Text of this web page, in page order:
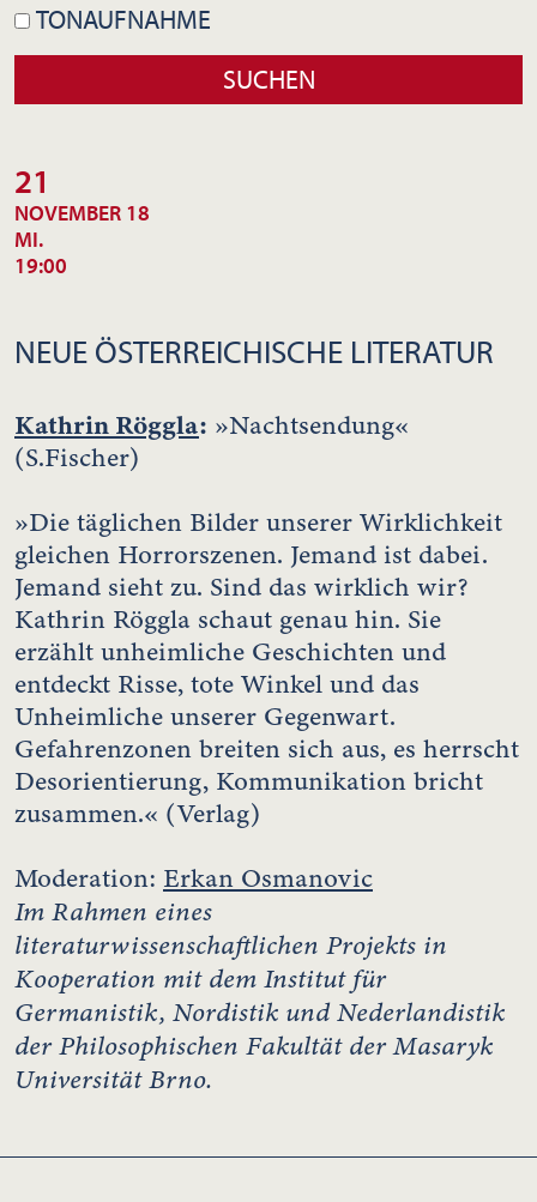
TONAUFNAHME
21
NOVEMBER 18
MI.
19:00
NEUE ÖSTERREICHISCHE LITERATUR
Kathrin Röggla: »Nachtsendung«
(S.Fischer)
»Die täglichen Bilder unserer Wirklichkeit
gleichen Horrorszenen. Jemand ist dabei.
Jemand sieht zu. Sind das wirklich wir?
Kathrin Röggla schaut genau hin. Sie
erzählt unheimliche Geschichten und
entdeckt Risse, tote Winkel und das
Unheimliche unserer Gegenwart.
Gefahrenzonen breiten sich aus, es herrscht
Desorientierung, Kommunikation bricht
zusammen.« (Verlag)
Moderation: Erkan Osmanovic
Im Rahmen eines
literaturwissenschaftlichen Projekts in
Kooperation mit dem Institut für
Germanistik, Nordistik und Nederlandistik
der Philosophischen Fakultät der Masaryk
Universität Brno.